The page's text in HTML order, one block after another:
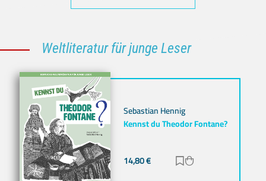
Weltliteratur für junge Leser
Sebastian Hennig
Kennst du Theodor Fontane?
14,80€ Zur Merkliste